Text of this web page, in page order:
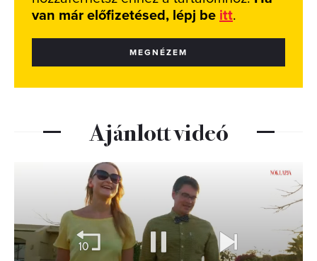
van már előfizetésed, lépj be itt.
MEGNÉZEM
Ajánlott videó